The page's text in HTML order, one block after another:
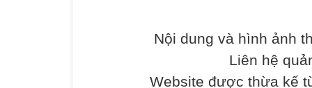
Nội dung và hình ảnh
Liên hệ
Website được thừa kế